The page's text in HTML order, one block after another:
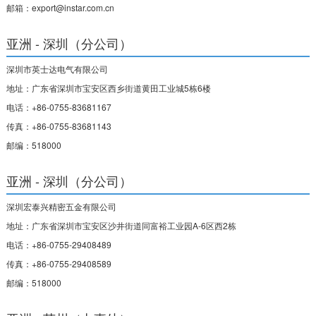
邮箱：export@instar.com.cn
亚洲 - 深圳（分公司）
深圳市英士达电气有限公司
地址：广东省深圳市宝安区西乡街道黄田工业城5栋6楼
电话：+86-0755-83681167
传真：+86-0755-83681143
邮编：518000
亚洲 - 深圳（分公司）
深圳宏泰兴精密五金有限公司
地址：广东省深圳市宝安区沙井街道同富裕工业园A-6区西2栋
电话：+86-0755-29408489
传真：+86-0755-29408589
邮编：518000